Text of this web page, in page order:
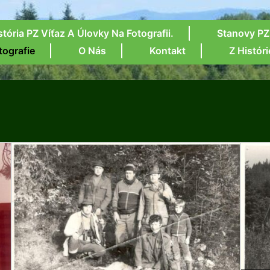
PZ Víťaz A Úlovky Na Fotografii.
Stanovy
O Nás Kontakt Z